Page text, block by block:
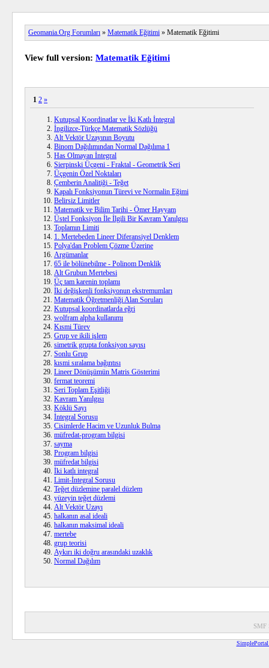
Geomania.Org Forumları » Matematik Eğitimi » Matematik Eğitimi
View full version: Matematik Eğitimi
1 2 »
Kutupsal Koordinatlar ve İki Katlı İntegral
İngilizce-Türkçe Matematik Sözlüğü
Alt Vektör Uzayının Boyutu
Binom Dağılımından Normal Dağılıma 1
Has Olmayan İntegral
Sierpinski Üçgeni - Fraktal - Geometrik Seri
Üçgenin Özel Noktaları
Çemberin Analitiği - Teğet
Kapalı Fonksiyonun Türevi ve Normalin Eğimi
Belirsiz Limitler
Matematik ve Bilim Tarihi - Ömer Hayyam
Üstel Fonksiyon İle İlgili Bir Kavram Yanılgısı
Toplamın Limiti
1. Mertebeden Lineer Diferansiyel Denklem
Polya'dan Problem Çözme Üzerine
Argümanlar
65 ile bölünebilme - Polinom Denklik
Alt Grubun Mertebesi
Üç tam karenin toplamı
İki değişkenli fonksiyonun ekstremumları
Matematik Öğretmenliği Alan Soruları
Kutupsal koordinatlarda eğri
wolfram alpha kullanımı
Kısmi Türev
Grup ve ikili işlem
simetrik grupta fonksiyon sayısı
Sonlu Grup
kısmi sıralama bağıntısı
Lineer Dönüşümün Matris Gösterimi
fermat teoremi
Seri Toplam Eşitliği
Kavram Yanılgısı
Köklü Sayı
İntegral Sorusu
Cisimlerde Hacim ve Uzunluk Bulma
müfredat-program bilgisi
sayma
Program bilgisi
müfredat bilgisi
İki katlı integral
Limit-İntegral Sorusu
Teğet düzlemine paralel düzlem
yüzeyin teğet düzlemi
Alt Vektör Uzayı
halkanın asal ideali
halkanın maksimal ideali
mertebe
grup teorisi
Aykırı iki doğru arasındaki uzaklık
Normal Dağılım
SMF